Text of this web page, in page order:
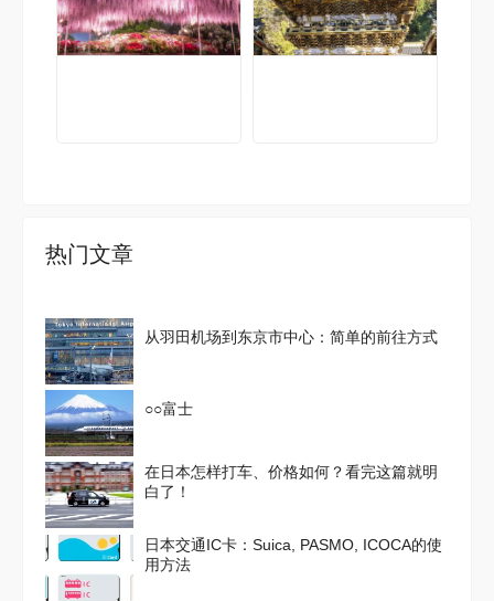
热门文章
从羽田机场到东京市中心：简单的前往方式
○○富士
在日本怎样打车、价格如何？看完这篇就明
白了！
日本交通IC卡：Suica, PASMO, ICOCA的使
用方法